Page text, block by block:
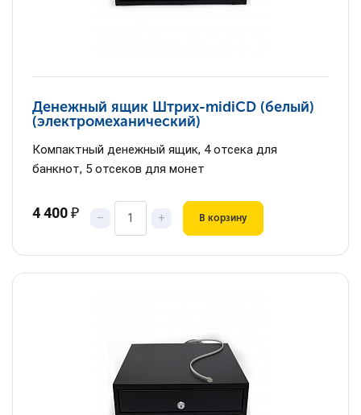
Денежный ящик Штрих-midiCD (белый)
(электромеханический)
Компактный денежный ящик, 4 отсека для
банкнот, 5 отсеков для монет
4 400₽ – + В корзину